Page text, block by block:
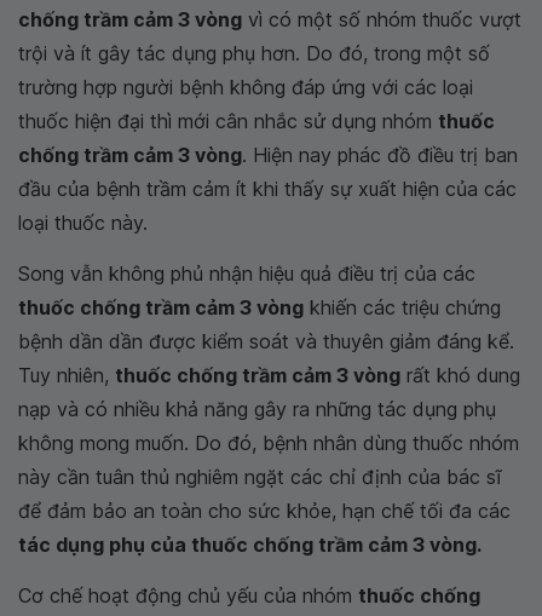
chống trầm cảm 3 vòng vì có một số nhóm thuốc vượt
trội và ít gây tác dụng phụ hơn. Do đó, trong một số
trường hợp người bệnh không đáp ứng với các loại
thuốc hiện đại thì mới cân nhắc sử dụng nhóm thuốc
chống trầm cảm 3 vòng. Hiện nay phác đồ điều trị ban
đầu của bệnh trầm cảm ít khi thấy sự xuất hiện của các
loại thuốc này.
Song vẫn không phủ nhận hiệu quả điều trị của các
thuốc chống trầm cảm 3 vòng khiến các triệu chứng
bệnh dần dần được kiểm soát và thuyên giảm đáng kể.
Tuy nhiên, thuốc chống trầm cảm 3 vòng rất khó dung
nạp và có nhiều khả năng gây ra những tác dụng phụ
không mong muốn. Do đó, bệnh nhân dùng thuốc nhóm
này cần tuân thủ nghiêm ngặt các chỉ định của bác sĩ
để đảm bảo an toàn cho sức khỏe, hạn chế tối đa các
tác dụng phụ của thuốc chống trầm cảm 3 vòng.
Cơ chế hoạt động chủ yếu của nhóm thuốc chống